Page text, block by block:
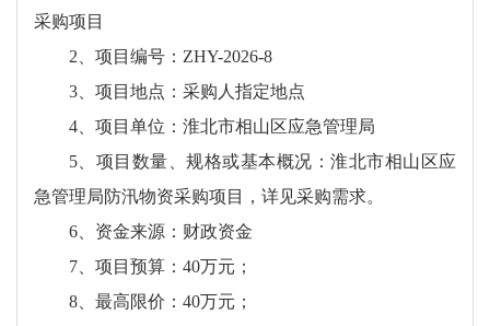
采购项目
2、项目编号：ZHY-2026-8
3、项目地点：采购人指定地点
4、项目单位：淮北市相山区应急管理局
5、项目数量、规格或基本概况：淮北市相山区应
急管理局防汛物资采购项目，详见采购需求。
6、资金来源：财政资金
7、项目预算：40万元；
8、最高限价：40万元；